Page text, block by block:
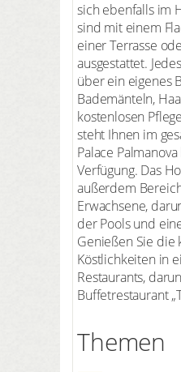
sich ebenfalls im
sind mit einem
einer Terrasse
ausgestattet.
über ein eigenes
Bademänteln,
kostenlosen
steht Ihnen im
Palace
Verfügung. Das
außerdem
Erwachsene,
der Pools und
Genießen Sie die
Köstlichkeiten in
Restaurants,
Buffetrestaurant
Themen